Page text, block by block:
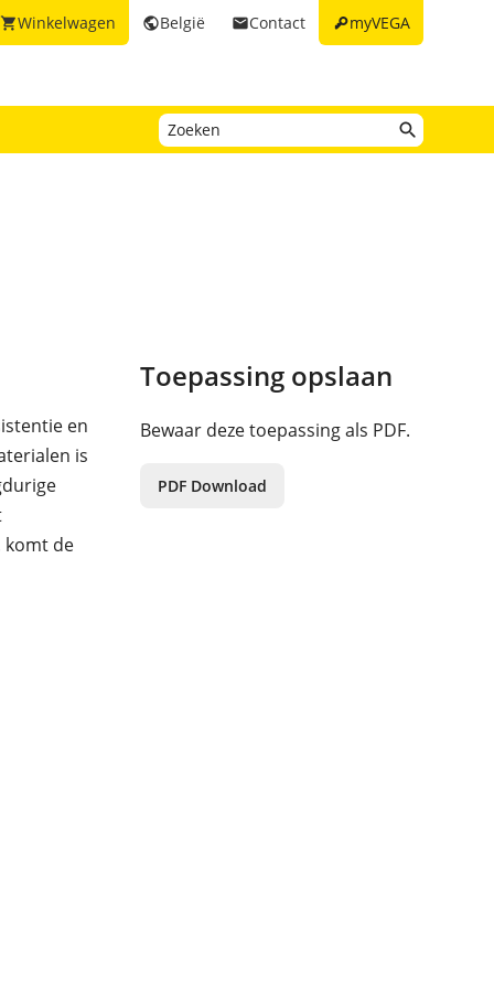
keymyVEGA
emailContact
publicBelgië
shopping_cartWinkelwagen
en
is
komt de
Toepassing opslaan
Bewaar deze toepassing als PDF.
PDF Download